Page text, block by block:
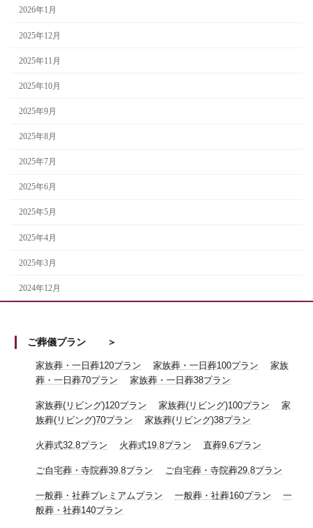
2026年1月
2025年12月
2025年11月
2025年10月
2025年9月
2025年8月
2025年7月
2025年6月
2025年5月
2025年4月
2025年3月
2024年12月
ご葬儀プラン
家族葬・一日葬120プラン 家族葬・一日葬100プラン
家族
葬・一日葬70プラン
家族葬・一日葬38プラン
家族葬(リビング)120プラン 家族葬(リビング)100プラン
家
族葬(リビング)70プラン
家族葬(リビング)38プラン
火葬式32.8プラン 火葬式19.8プラン 直葬9.6プラン
ご自宅葬・寺院葬39.8プラン ご自宅葬・寺院葬29.8プラン
一般葬・社葬プレミアムプラン 一般葬・社葬160プラン
一
般葬・社葬140プラン